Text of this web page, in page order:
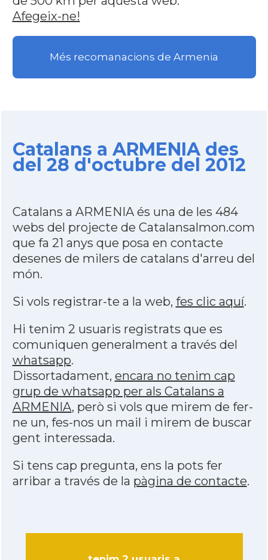
Afegeix-ne!
Més recomanacions de Armenia
Catalans a ARMENIA des
del 28 d'octubre del 2012
Catalans a ARMENIA és una de les 484
webs del projecte de Catalansalmon.com
que fa 21 anys que posa en contacte
desenes de milers de catalans d'arreu del
món.
Si vols registrar-te a la web, fes clic aquí.
Hi tenim 2 usuaris registrats que es
comuniquen generalment a través del
whatsapp.
Dissortadament, encara no tenim cap
grup de whatsapp per als Catalans a
ARMENIA, però si vols que mirem de fer-
ne un, fes-nos un mail i mirem de buscar
gent interessada.
Si tens cap pregunta, ens la pots fer
arribar a través de la pàgina de contacte.